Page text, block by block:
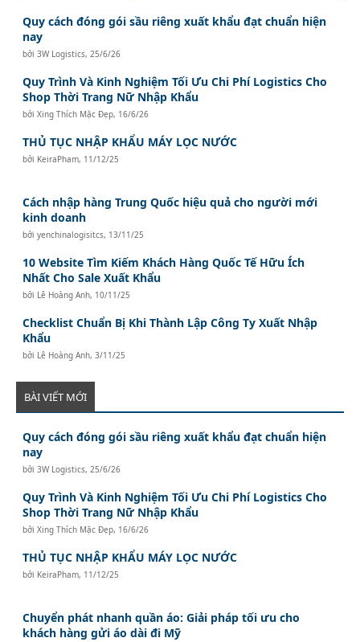
Quy cách đóng gói sầu riêng xuất khẩu đạt chuẩn hiện
nay
bởi3W Logistics,25/6/26
Quy Trình Và Kinh Nghiệm Tối Ưu Chi Phí Logistics Cho
Shop Thời Trang Nữ Nhập Khẩu
bởiXing Thích Mặc Đẹp, 16/6/26
THỦ TỤC NHẬP KHẨU MÁY LỌC NƯỚC
bởi KeiraPham, 11/12/25
Cách nhập hàng Trung Quốc hiệu quả cho người mới
kinh doanh
bởiyenchinalogisitcs, 13/11/25
10 Website Tìm Kiếm Khách Hàng Quốc Tế Hữu Ích
Nhất Cho Sale Xuất Khẩu
bởi Lê Hoàng Anh, 10/11/25
Checklist Chuẩn Bị Khi Thành Lập Công Ty Xuất Nhập
Khẩu
bởi Lê Hoàng Anh,3/11/25
BÀI VIẾT MỚI
Quy cách đóng gói sầu riêng xuất khẩu đạt chuẩn hiện
nay
bởi3W Logistics,25/6/26
Quy Trình Và Kinh Nghiệm Tối Ưu Chi Phí Logistics Cho
Shop Thời Trang Nữ Nhập Khẩu
bởiXing Thích Mặc Đẹp, 16/6/26
THỦ TỤC NHẬP KHẨU MÁY LỌC NƯỚC
bởi KeiraPham, 11/12/25
Chuyển phát nhanh quần áo: Giải pháp tối ưu cho
khách hàng gửi áo dài đi Mỹ